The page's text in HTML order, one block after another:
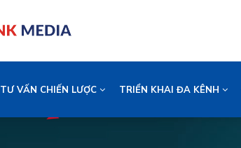
TƯ VẤN CHIẾN LƯỢC TRIỂN KHAI ĐA KÊNH